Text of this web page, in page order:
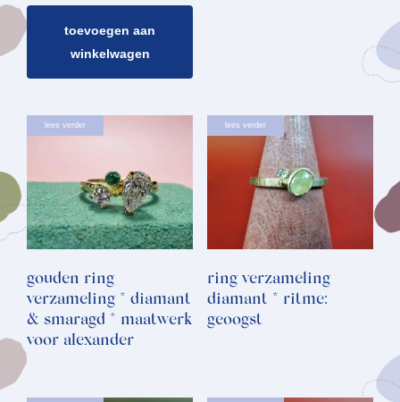
toevoegen aan
winkelwagen
lees verder
gouden ring
verzameling * diamant
& smaragd * maatwerk
voor alexander
lees verder
ring verzameling
diamant * ritme:
geoogst